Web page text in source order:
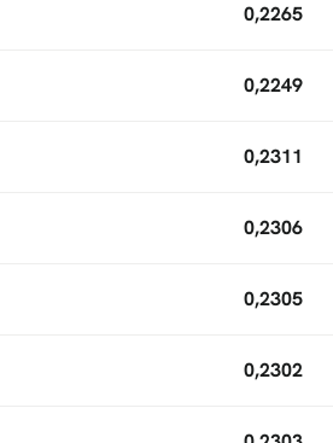
0,2265
0,2249
0,2311
0,2306
0,2305
0,2302